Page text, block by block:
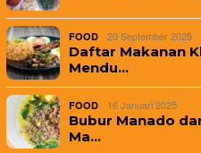
FOOD 20 September 2025
Daftar Makanan
Mendu…
FOOD 16 Januari 2025
Bubur Manado
Ma…